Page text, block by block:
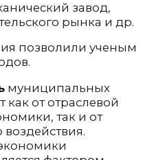
от отраслевой
так и от
фактором
территории к
извне,
же понижает